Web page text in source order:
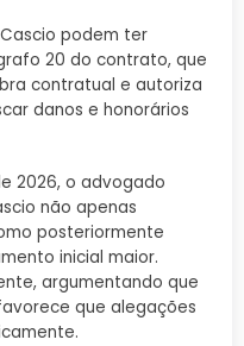
podem ter
20 do contrato, que
contratual e autoriza
danos e honorários
2026, o advogado
não apenas
posteriormente
inicial maior.
argumentando que
que alegações